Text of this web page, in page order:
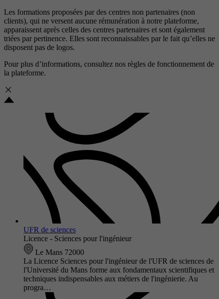
Les formations proposées par des centres non partenaires (non
clients), qui ne versent aucune rémunération à notre plateforme,
apparaissent après celles des centres partenaires et sont également
triées par pertinence. Elles sont reconnaissables par le fait qu’elles ne
disposent pas de logos.
Pour plus d’informations, consultez nos règles de fonctionnement de
la plateforme.
UFR de sciences
Licence - Sciences pour l'ingénieur
Le Mans 72000
La Licence Sciences pour l'ingénieur de l'UFR de sciences de
l'Université du Mans forme aux fondamentaux scientifiques et
techniques indispensables aux métiers de l'ingénierie. Au
progra…